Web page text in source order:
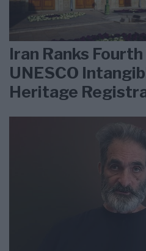
Iran Ranks
UNESCO
Heritage